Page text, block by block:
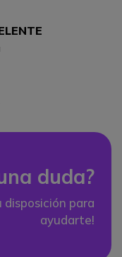
duda?
disposición para
ayudarte!